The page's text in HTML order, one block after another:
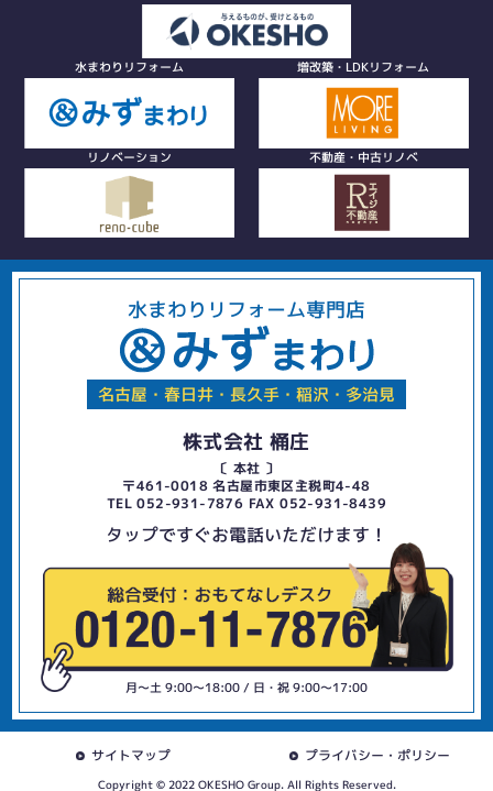
水まわりリフォーム 増改築・LDKリフォーム
リノベーション 不動産・中古リノベ
水まわりリフォーム専門店
名古屋・春日井・長久手・稲沢・多治見
株式会社 桶庄
〔 本社 〕
〒461-0018 名古屋市東区主税町4-48
TEL 052-931-7876 FAX 052-931-8439
タップですぐお電話いただけます！
月〜土 9:00〜18:00 / 日・祝 9:00〜17:00
サイトマップ プライバシー・ポリシー
Copyright © 2022 OKESHO Group. All Rights Reserved.